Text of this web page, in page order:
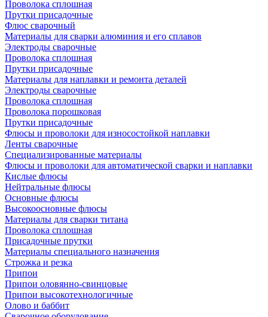
Проволока сплошная
Прутки присадочные
Флюс сварочный
Материалы для сварки алюминия и его сплавов
Электроды сварочные
Проволока сплошная
Прутки присадочные
Материалы для наплавки и ремонта деталей
Электроды сварочные
Проволока сплошная
Проволока порошковая
Прутки присадочные
Флюсы и проволоки для износостойкой наплавки
Ленты сварочные
Специализированные материалы
Флюсы и проволоки для автоматической сварки и наплавки
Кислые флюсы
Нейтральные флюсы
Основные флюсы
Высокоосновные флюсы
Материалы для сварки титана
Проволока сплошная
Присадочные прутки
Материалы специального назначения
Строжка и резка
Припои
Припои оловянно-свинцовые
Припои высокотехнологичные
Олово и баббит